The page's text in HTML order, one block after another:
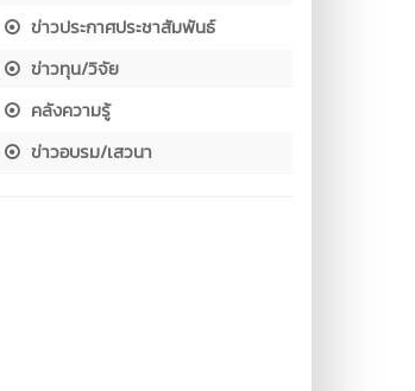
ข่าวประกาศประชาสัมพันธ์
ข่าวทุน/วิจัย
คลังความรู้
ข่าวอบรม/เสวนา